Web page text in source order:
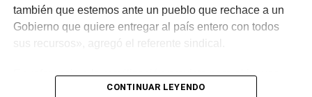
también que estemos ante un pueblo que rechace a un
Gobierno que quiere entregar al país entero con todos
sus recursos», agregó el referente sindical.
En referencia a la movilización prevista para el jueves,
apuntó que «a Milei se le están terminando las balas y
CONTINUAR LEYENDO